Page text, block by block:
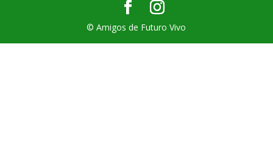
© Amigos de Futuro Vivo